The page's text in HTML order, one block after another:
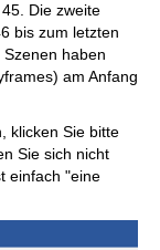
Die zweite
bis zum letzten
haben
am Anfang
klicken Sie bitte
Sie sich nicht
einfach "eine